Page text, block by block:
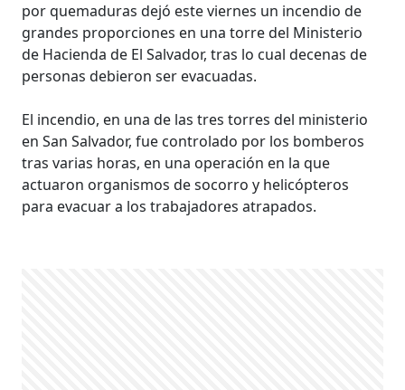
por quemaduras dejó este viernes un incendio de
grandes proporciones en una torre del Ministerio
de Hacienda de El Salvador, tras lo cual decenas de
personas debieron ser evacuadas.
El incendio, en una de las tres torres del ministerio
en San Salvador, fue controlado por los bomberos
tras varias horas, en una operación en la que
actuaron organismos de socorro y helicópteros
para evacuar a los trabajadores atrapados.